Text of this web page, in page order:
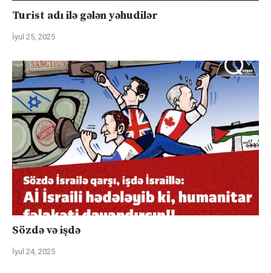
Turist adı ilə gələn yəhudilər
İyul 25, 2025
Sözdə və işdə
İyul 24, 2025